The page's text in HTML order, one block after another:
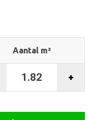
Aantal m²